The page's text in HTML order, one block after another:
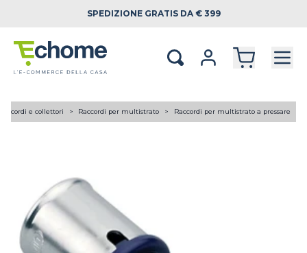
SPEDIZIONE GRATIS DA € 399
e collettori Raccordi per multistrato Raccordi per multistrato a pressare